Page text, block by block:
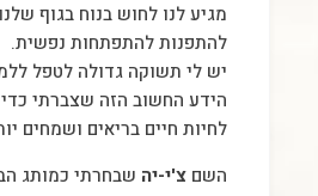
מגיע לנו לחוש בנוח בגוף
להתפנות להתפתחות נפשית.
יש לי תשוקה גדולה לטפל
הידע החשוב הזה שצברתי
לחיות חיים בריאים ושמחים
השם צ'י-יה שבחרתי כמותג